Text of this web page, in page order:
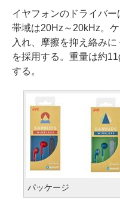
イヤフォンのドライバ
帯域は20Hz～20kHz。
入れ、摩擦を抑え絡みに
を採用する。重量は約
する。
パッケージ